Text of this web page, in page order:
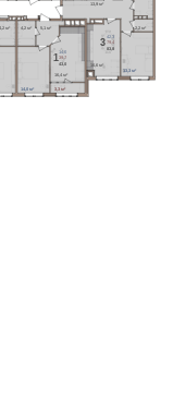
4,2 м²
3,3 м²
4,2 м²
14,0 м²
5,1 м²
13,9 м²
2,2 м²
16,6 м²
13,3 м²
16,4 м²
3
42,3
79,4
83,8
1
14,0
39,7
43,0